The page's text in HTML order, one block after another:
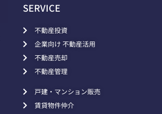
SERVICE
不動産投資
企業向け 不動産活用
不動産売却
不動産管理
戸建・マンション販売
賃貸物件仲介